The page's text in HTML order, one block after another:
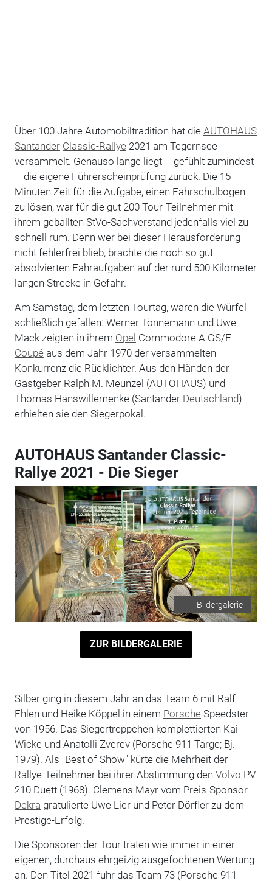
Über 100 Jahre Automobiltradition hat die AUTOHAUS
Santander Classic-Rallye 2021 am Tegernsee
versammelt. Genauso lange liegt – gefühlt zumindest
– die eigene Führerscheinprüfung zurück. Die 15
Minuten Zeit für die Aufgabe, einen Fahrschulbogen
zu lösen, war für die gut 200 Tour-Teilnehmer mit
ihrem geballten StVo-Sachverstand jedenfalls viel zu
schnell rum. Denn wer bei dieser Herausforderung
nicht fehlerfrei blieb, brachte die noch so gut
absolvierten Fahraufgaben auf der rund 500 Kilometer
langen Strecke in Gefahr.
Am Samstag, dem letzten Tourtag, waren die Würfel
schließlich gefallen: Werner Tönnemann und Uwe
Mack zeigten in ihrem Opel Commodore A GS/E
Coupé aus dem Jahr 1970 der versammelten
Konkurrenz die Rücklichter. Aus den Händen der
Gastgeber Ralph M. Meunzel (AUTOHAUS) und
Thomas Hanswillemenke (Santander Deutschland)
erhielten sie den Siegerpokal.
AUTOHAUS Santander Classic-
Rallye 2021 - Die Sieger
Bildergalerie
ZUR BILDERGALERIE
Silber ging in diesem Jahr an das Team 6 mit Ralf
Ehlen und Heike Köppel in einem Porsche Speedster
von 1956. Das Siegertreppchen komplettierten Kai
Wicke und Anatolli Zverev (Porsche 911 Targe; Bj.
1979). Als "Best of Show" kürte die Mehrheit der
Rallye-Teilnehmer bei ihrer Abstimmung den Volvo PV
210 Duett (1968). Clemens Mayr vom Preis-Sponsor
Dekra gratulierte Uwe Lier und Peter Dörfler zu dem
Prestige-Erfolg.
Die Sponsoren der Tour traten wie immer in einer
eigenen, durchaus ehrgeizig ausgefochtenen Wertung
an. Den Titel 2021 fuhr das Team 73 (Porsche 911